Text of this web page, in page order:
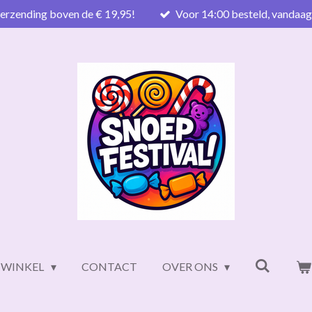
boven de € 19,95! Voor 14:00 besteld,
WINKEL CONTACT OVER ONS